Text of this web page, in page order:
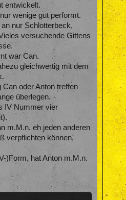
entwickelt.
wenige gut performt.
nur Schlotterbeck,
versuchende Gittens
war Can.
gleichwertig mit dem
oder Anton treffen
überlegen.
IV Nummer vier
m.M.n. eh jeden anderen
verpflichten können,
)Form, hat Anton m.M.n.